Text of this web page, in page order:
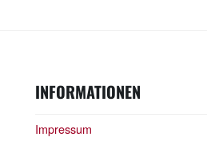
INFORMATIONEN
Impressum